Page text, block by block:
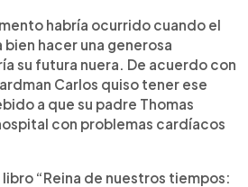
habría ocurrido cuando el
hacer una generosa
su futura nuera. De acuerdo con
Carlos quiso tener ese
a que su padre Thomas
con problemas cardíacos
libro “Reina de nuestros tiempos: